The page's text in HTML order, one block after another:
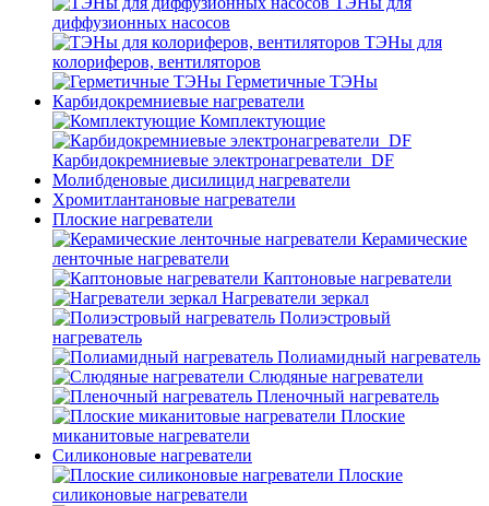
диффузионных насосов
ТЭНы для
колориферов, вентиляторов
Герметичные ТЭНы
Карбидокремниевые нагреватели
Комплектующие
Карбидокремниевые электронагреватели_DF
Молибденовые дисилицид нагреватели
Хромитлантановые нагреватели
Плоские нагреватели
Керамические
ленточные нагреватели
Каптоновые нагреватели
Нагреватели зеркал
Полиэстровый
нагреватель
Полиамидный нагреватель
Слюдяные нагреватели
Пленочный нагреватель
Плоские
миканитовые нагреватели
Силиконовые нагреватели
Плоские
силиконовые нагреватели